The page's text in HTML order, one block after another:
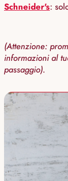
Schneider's:
(Attenzione:
informazioni al
passaggio).